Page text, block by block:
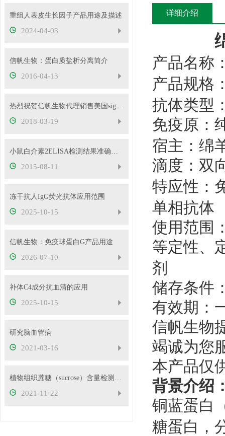
重组人表皮生长因子产品用途及描述
2024-04-03
信帆生物：蛋白质盐析分离简介
2016-04-13
热烈祝贺信帆生物代理销售美国sigma品牌试剂
2018-03-19
小鼠白介素2ELISA检测结果准确的必要条件
2015-08-11
冻干抗人IgG荧光抗体应用范围
2025-10-15
信帆生物：免疫球蛋白G产品用途
2026-07-10
补体C4成分抗血清的应用
2025-10-15
研究脑血管病
2021-03-16
植物组织蔗糖（sucrose）含量检测原理！
2021-11-22
详细介绍
产品名称
产品规格
抗体类型
免疫原：
宿主：绵
滴度：双
特应性：
单相抗体
使用范围
等定性、
剂
储存条件
有效期：
信帆生物
竭诚为您
本产品仅
背景介绍
铜蓝蛋白
糖蛋白，